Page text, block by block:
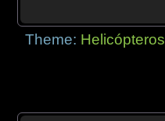
Theme: Helicópteros